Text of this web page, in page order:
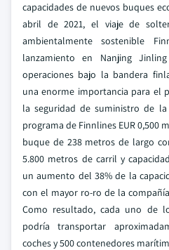
capacidades de nuevos buques
abril de 2021, el viaje de
ambientalmente sostenible
lanzamiento en Nanjing
operaciones bajo la bandera
una enorme importancia para el
la seguridad de suministro de la
programa de Finnlines EUR 0,500
buque de 238 metros de largo
5.800 metros de carril y
un aumento del 38% de la
con el mayor ro-ro de la
Como resultado, cada uno de
podría transportar
coches y 500 contenedores